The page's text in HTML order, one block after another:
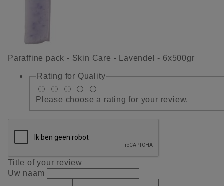
Paraffine pack - Skin Care - Lavendel - 6x500gr
Rating for Quality
Please choose a rating for your review.
Title of your review
Uw naam